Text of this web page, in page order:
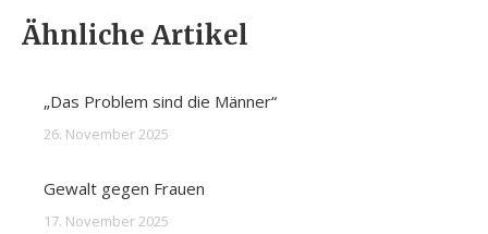
Ähnliche Artikel
„Das Problem sind die Männer“
26. November 2025
Gewalt gegen Frauen
17. November 2025